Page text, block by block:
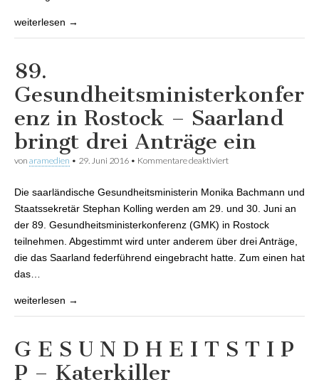
weiterlesen →
89.
Gesundheitsministerkonfer
enz in Rostock – Saarland
bringt drei Anträge ein
von aramedien • 29. Juni 2016 • Kommentare deaktiviert
drei Anträge ein
Die saarländische Gesundheitsministerin Monika Bachmann und
Staatssekretär Stephan Kolling werden am 29. und 30. Juni an
der 89. Gesundheitsministerkonferenz (GMK) in Rostock
teilnehmen. Abgestimmt wird unter anderem über drei Anträge,
die das Saarland federführend eingebracht hatte. Zum einen hat
das…
weiterlesen →
G E S U N D H E I T S T I P
P – Katerkiller